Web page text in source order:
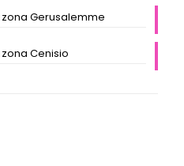
Gerusalemme
Cenisio